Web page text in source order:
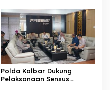
Polda Kalbar Dukung
Pelaksanaan Sensus